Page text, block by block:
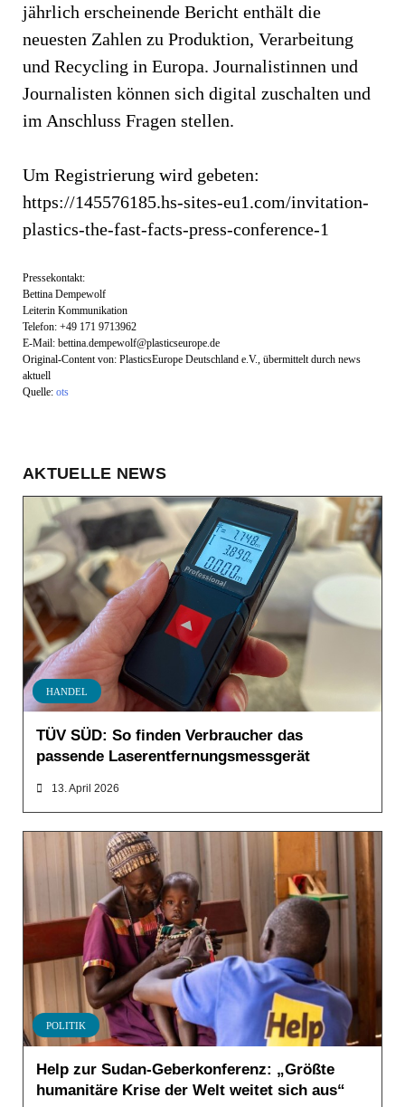
jährlich erscheinende Bericht enthält die
neuesten Zahlen zu Produktion, Verarbeitung
und Recycling in Europa. Journalistinnen und
Journalisten können sich digital zuschalten und
im Anschluss Fragen stellen.
Um Registrierung wird gebeten:
https://145576185.hs-sites-eu1.com/invitation-
plastics-the-fast-facts-press-conference-1
Pressekontakt:
Bettina Dempewolf
Leiterin Kommunikation
Telefon: +49 171 9713962
E-Mail: bettina.dempewolf@plasticseurope.de
Original-Content von: PlasticsEurope Deutschland e.V., übermittelt durch news
aktuell
Quelle: ots
AKTUELLE NEWS
HANDEL
TÜV SÜD: So finden Verbraucher das
passende Laserentfernungsmessgerät
13. April 2026
POLITIK
Help zur Sudan-Geberkonferenz: „Größte
humanitäre Krise der Welt weitet sich aus“